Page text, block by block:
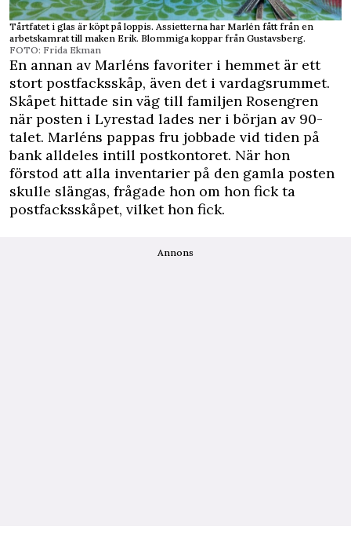
Tårtfatet i glas är köpt på loppis. Assietterna har Marlén fått från en
arbetskamrat till maken Erik. Blommiga koppar från Gustavsberg.
FOTO: Frida Ekman
En annan av Marléns favoriter i hemmet är ett
stort postfacksskåp, även det i vardagsrummet.
Skåpet hittade sin väg till familj­en Rosengren
när posten i Lyre­stad lades ner i början av 90-
talet. Marléns pappas fru jobbade vid tiden på
bank alldeles intill postkontoret. När hon
förstod att alla inventarier på den gamla posten
skulle slängas, frågade hon om hon fick ta
postfacks­skåpet, vilket hon fick.
Annons